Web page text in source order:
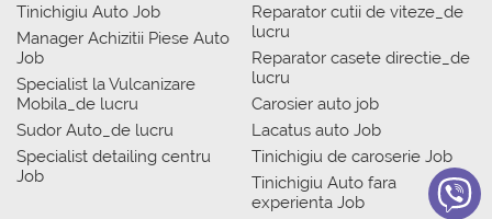
Tinichigiu Auto Job
Manager Achizitii Piese Auto
Job
Specialist la Vulcanizare
Mobila_de lucru
Sudor Auto_de lucru
Specialist detailing centru
Job
Reparator cutii de viteze_de
lucru
Reparator casete directie_de
lucru
Carosier auto job
Lacatus auto Job
Tinichigiu de caroserie Job
Tinichigiu Auto fara
experienta Job